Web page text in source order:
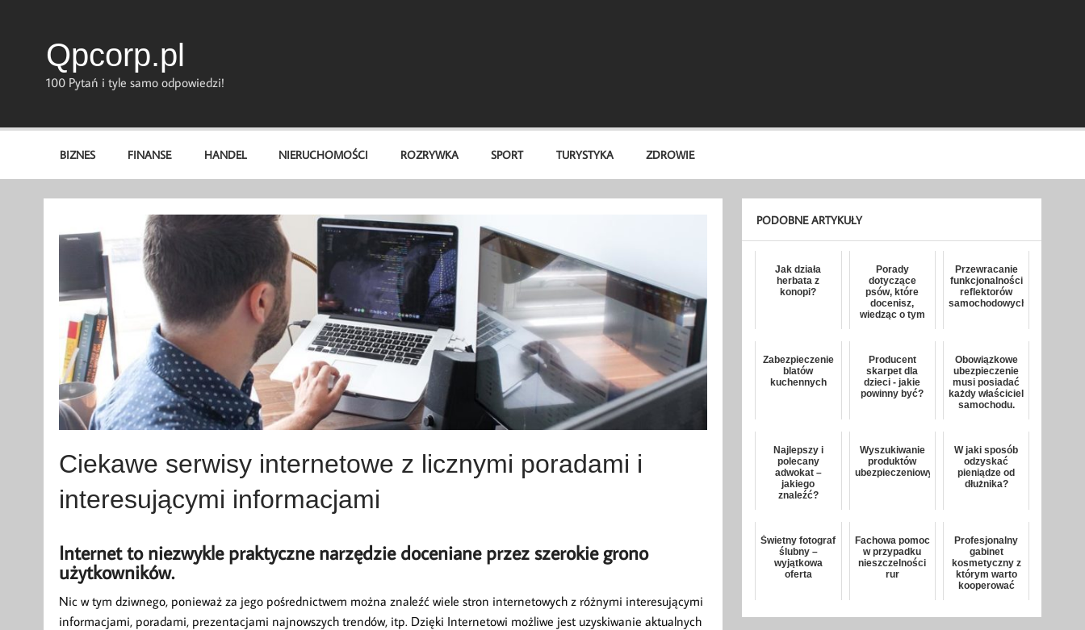
Qpcorp.pl
100 Pytań i tyle samo odpowiedzi!
BIZNES FINANSE HANDEL NIERUCHOMOŚCI ROZRYWKA SPORT TURYSTYKA ZDROWIE
Ciekawe serwisy internetowe z licznymi poradami i
interesującymi informacjami
Internet to niezwykle praktyczne narzędzie doceniane przez szerokie grono
użytkowników.
Nic w tym dziwnego, ponieważ za jego pośrednictwem można znaleźć wiele stron internetowych z różnymi interesującymi
informacjami, poradami, prezentacjami najnowszych trendów, itp. Dzięki Internetowi możliwe jest uzyskiwanie aktualnych
PODOBNE ARTYKUŁY
Jak działa
herbata z
konopi?
Porady
dotyczące
psów, które
docenisz,
wiedząc o tym
Przewracanie
funkcjonalności
reflektorów
samochodowych
Zabezpieczenie
blatów
kuchennych
Producent
skarpet dla
dzieci - jakie
powinny być?
Obowiązkowe
ubezpieczenie
musi posiadać
każdy właściciel
samochodu.
Najlepszy i
polecany
adwokat –
jakiego
znaleźć?
Wyszukiwanie
produktów
ubezpieczeniowych
W jaki sposób
odzyskać
pieniądze od
dłużnika?
Świetny fotograf
ślubny –
wyjątkowa
oferta
Fachowa pomoc
w przypadku
nieszczelności
rur
Profesjonalny
gabinet
kosmetyczny z
którym warto
kooperować